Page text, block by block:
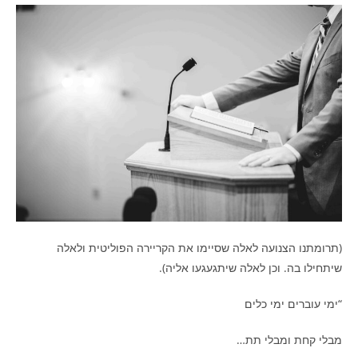
(תרומתנו הצנועה לאלה שסיימו את הקריירה הפוליטית ולאלה
שיתחילו בה. וכן לאלה שיתגעגעו אליה).
“ימי עוברים ימי כלים
מבלי קחת ומבלי תת…